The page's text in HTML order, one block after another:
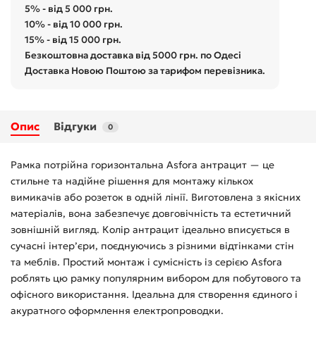
5% - від 5 000 грн.
10% - від 10 000 грн.
15% - від 15 000 грн.
Безкоштовна доставка від 5000 грн. по Одесі
Доставка Новою Поштою за тарифом перевізника.
Опис Відгуки 0
Рамка потрійна горизонтальна Asfora антрацит — це
стильне та надійне рішення для монтажу кількох
вимикачів або розеток в одній лінії. Виготовлена з якісних
матеріалів, вона забезпечує довговічність та естетичний
зовнішній вигляд. Колір антрацит ідеально вписується в
сучасні інтер’єри, поєднуючись з різними відтінками стін
та меблів. Простий монтаж і сумісність із серією Asfora
роблять цю рамку популярним вибором для побутового та
офісного використання. Ідеальна для створення єдиного і
акуратного оформлення електропроводки.